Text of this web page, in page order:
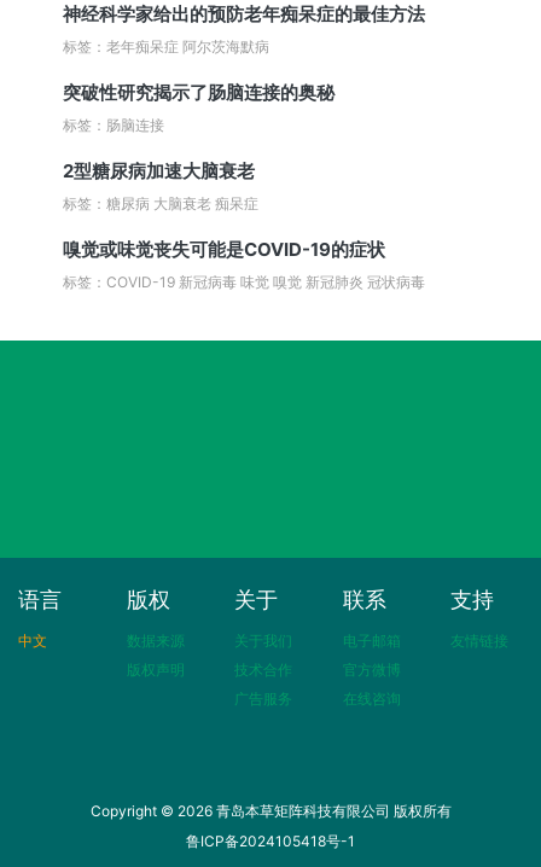
神经科学家给出的预防老年痴呆症的最佳方法
标签：老年痴呆症 阿尔茨海默病
突破性研究揭示了肠脑连接的奥秘
标签：肠脑连接
2型糖尿病加速大脑衰老
标签：糖尿病 大脑衰老 痴呆症
嗅觉或味觉丧失可能是COVID-19的症状
标签：COVID-19 新冠病毒 味觉 嗅觉 新冠肺炎 冠状病毒
语言
中文
版权
数据来源
版权声明
关于
关于我们
技术合作
广告服务
联系
电子邮箱
官方微博
在线咨询
支持
友情链接
Copyright © 2026 青岛本草矩阵科技有限公司 版权所有
鲁ICP备2024105418号-1